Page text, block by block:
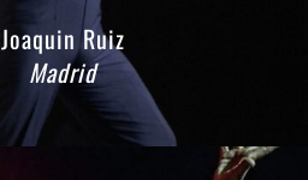
Joaquin Ruiz
Madrid